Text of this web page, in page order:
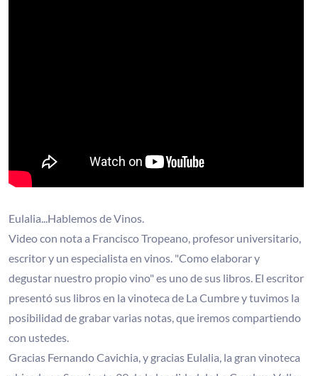
Eulalia...Hablemos de Vinos.
Video con nota a Francisco Tropeano, profesor universitario,
escritor y un especialista en vinos. "Como elaborar y
degustar nuestro propio vino" es uno de sus libros. El escritor
presentó sus libros en la vinoteca de La Cumbre y tuvimos la
posibilidad de grabar varias notas, que iremos compartiendo
con ustedes.
Gracias Fernando Cavichia, y gracias Eulalia, la gran vinoteca